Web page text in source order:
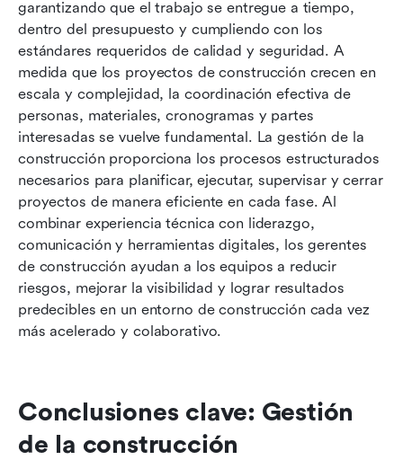
garantizando que el trabajo se entregue a tiempo,
dentro del presupuesto y cumpliendo con los
estándares requeridos de calidad y seguridad. A
medida que los proyectos de construcción crecen en
escala y complejidad, la coordinación efectiva de
personas, materiales, cronogramas y partes
interesadas se vuelve fundamental. La gestión de la
construcción proporciona los procesos estructurados
necesarios para planificar, ejecutar, supervisar y cerrar
proyectos de manera eficiente en cada fase. Al
combinar experiencia técnica con liderazgo,
comunicación y herramientas digitales, los gerentes
de construcción ayudan a los equipos a reducir
riesgos, mejorar la visibilidad y lograr resultados
predecibles en un entorno de construcción cada vez
más acelerado y colaborativo.
Conclusiones clave: Gestión
de la construcción
en día
Tendencias futuras en la gestión de la
construcción
Conclusión
Preguntas frecuentes
Lecturas relacionadas